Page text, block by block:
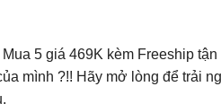
5 giá 469K kèm Freeship tận
mình ?!! Hãy mở lòng để trải